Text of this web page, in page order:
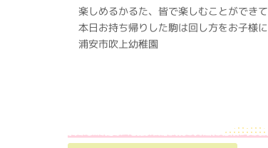
楽しめるかるた、皆で楽しむことができて
本日お持ち帰りした駒は回し方をお子様
浦安市吹上幼稚園